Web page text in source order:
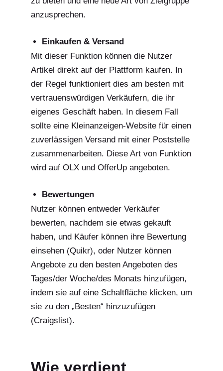
anzusprechen.
Einkaufen & Versand
Mit dieser Funktion können die Nutzer
Artikel direkt auf der Plattform kaufen. In
der Regel funktioniert dies am besten mit
vertrauenswürdigen Verkäufern, die ihr
eigenes Geschäft haben. In diesem Fall
sollte eine Kleinanzeigen-Website für einen
zuverlässigen Versand mit einer Poststelle
zusammenarbeiten. Diese Art von Funktion
wird auf OLX und OfferUp angeboten.
Bewertungen
Nutzer können entweder Verkäufer
bewerten, nachdem sie etwas gekauft
haben, und Käufer können ihre Bewertung
einsehen (Quikr), oder Nutzer können
Angebote zu den besten Angeboten des
Tages/der Woche/des Monats hinzufügen,
indem sie auf eine Schaltfläche klicken, um
sie zu den „Besten“ hinzuzufügen
(Craigslist).
Wie verdient